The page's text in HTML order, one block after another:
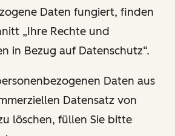
Daten fungiert, finden
„Ihre Rechte und
in Bezug auf Datenschutz“.
Daten aus
Datensatz von
löschen, füllen Sie bitte